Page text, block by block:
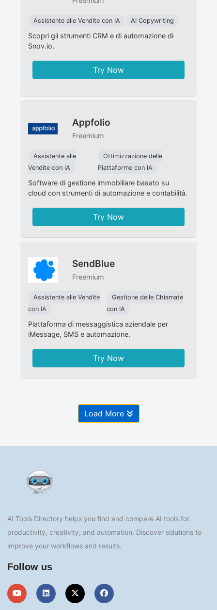
Assistente alle Vendite con IA AI Copywriting
Scopri gli strumenti CRM e di automazione di
Snov.io.
Try Now
Appfolio
Freemium
Assistente alle
Vendite con IA
Ottimizzazione delle
Piattaforme con IA
Software di gestione immobiliare basato su
cloud con strumenti di automazione e contabilità.
Try Now
SendBlue
Freemium
Assistente alle Vendite
con IA
Gestione delle Chiamate
con IA
Piattaforma di messaggistica aziendale per
iMessage, SMS e automazione.
Try Now
Load More
AI Tools Directory helps you find and compare AI tools for
productivity, creativity, and automation. Discover solutions to
improve your workflows and results.
Follow us